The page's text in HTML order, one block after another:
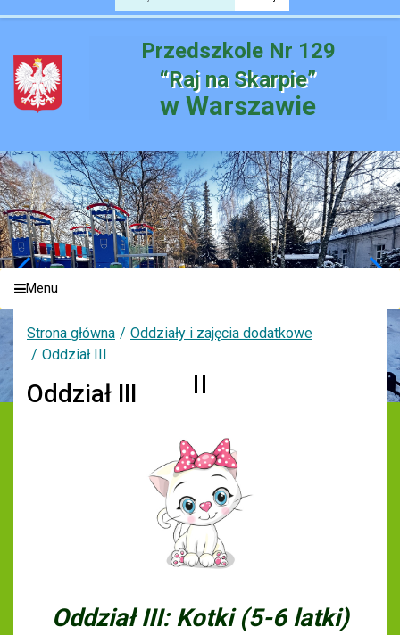
Przedszkole Nr 129
“Raj na Skarpie”
w Warszawie
Menu
Strona główna
Oddziały i zajęcia dodatkowe
Oddział III
Oddział III
Oddział III: Kotki (5-6 latki)